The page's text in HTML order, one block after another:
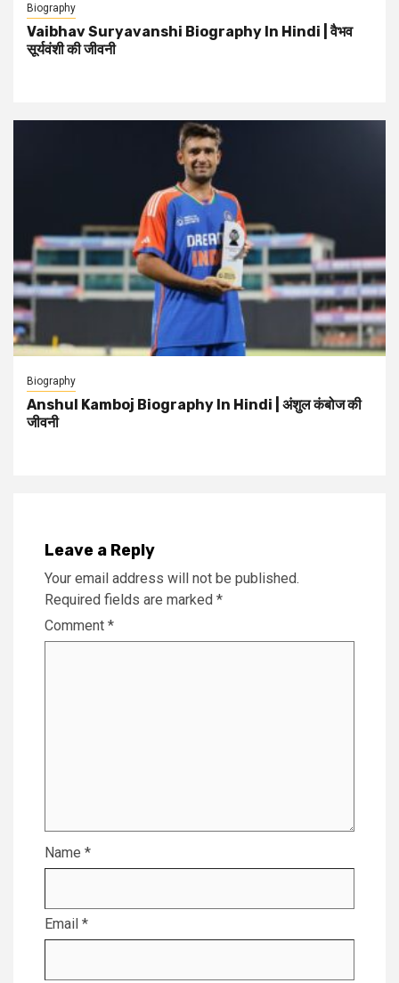
Biography
Vaibhav Suryavanshi Biography In Hindi | वैभव
सूर्यवंशी की जीवनी
Biography
Anshul Kamboj Biography In Hindi | अंशुल कंबोज की
जीवनी
Leave a Reply
Your email address will not be published.
Required fields are marked *
Comment *
Name *
Email *